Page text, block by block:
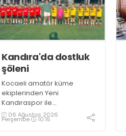
Kandıra'da dostluk
şöleni
Kocaeli amatör küme
ekiplerinden Yeni
Kandıraspor ile
Bekirderespor'un U10, U11 ve
U12 yaş kategorilerindeki
06 Ağustos 2026
Perşembe 10:15